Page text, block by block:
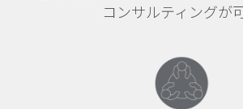
コンサルティングが